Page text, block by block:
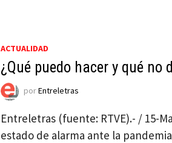
ACTUALIDAD
¿Qué puedo hacer y qué
porEntreletras
Entreletras (fuente: RTVE).- / 15-
estado de alarma ante la